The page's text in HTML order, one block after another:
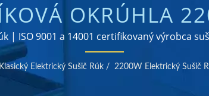
OKRÚHLA
A KÚPEĽNE |
| ISO 9001 a 14001 certifikovaný výrobca
Klasický Elektrický Sušič Rúk / 2200W Elektrický Sušič